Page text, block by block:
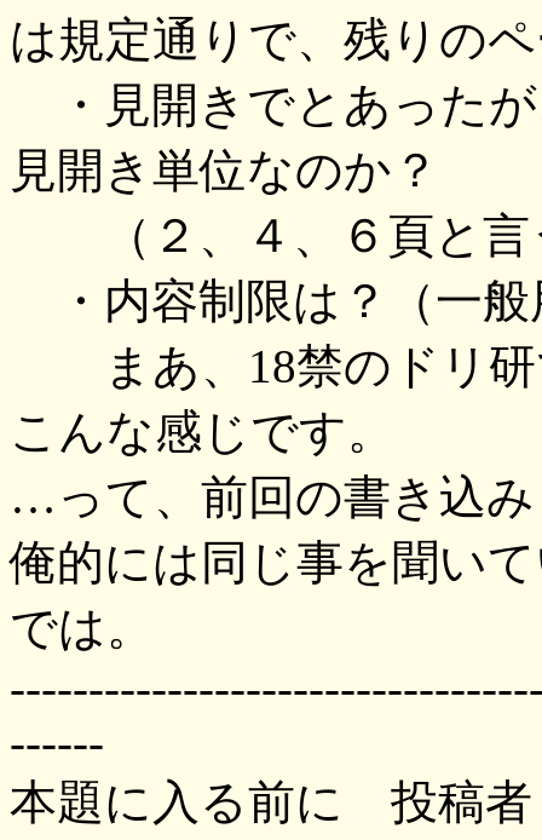
は規定通りで、残りの
・見開きでとあった
見開き単位なのか？
（２、４、６頁と言
・内容制限は？（一般
まあ、18禁のドリ研
こんな感じです。
…って、前回の書き込
俺的には同じ事を聞い
では。
------
本題に入る前に 投稿